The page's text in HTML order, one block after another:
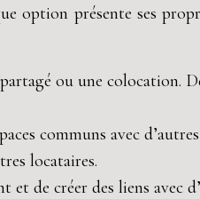
option présente ses
ou une colocation.
communs avec
locataires.
de créer des liens avec